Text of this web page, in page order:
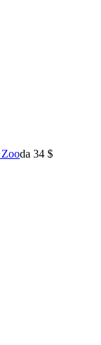
da 34 $